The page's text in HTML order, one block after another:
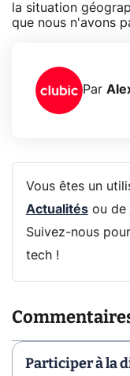
la situation
que nous n'avons
Par
Vous êtes un
Actualitésou de
Suivez-nous
tech !
Participer à la